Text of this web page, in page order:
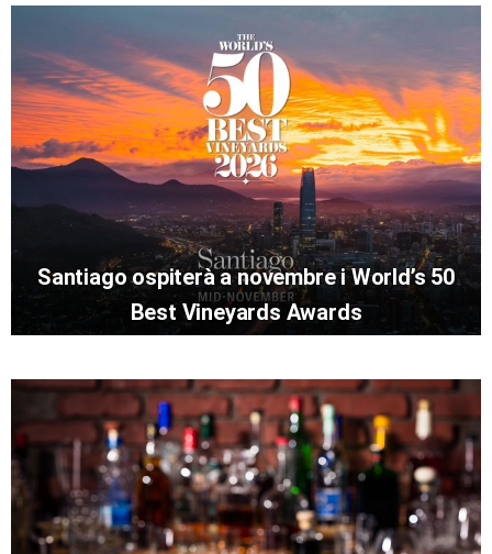
Santiago ospiterà a novembre i World’s 50
Best Vineyards Awards